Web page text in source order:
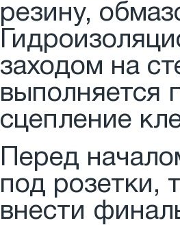
резину,
заходом на
выполняется
сцепление
Перед
под розетки,
внести